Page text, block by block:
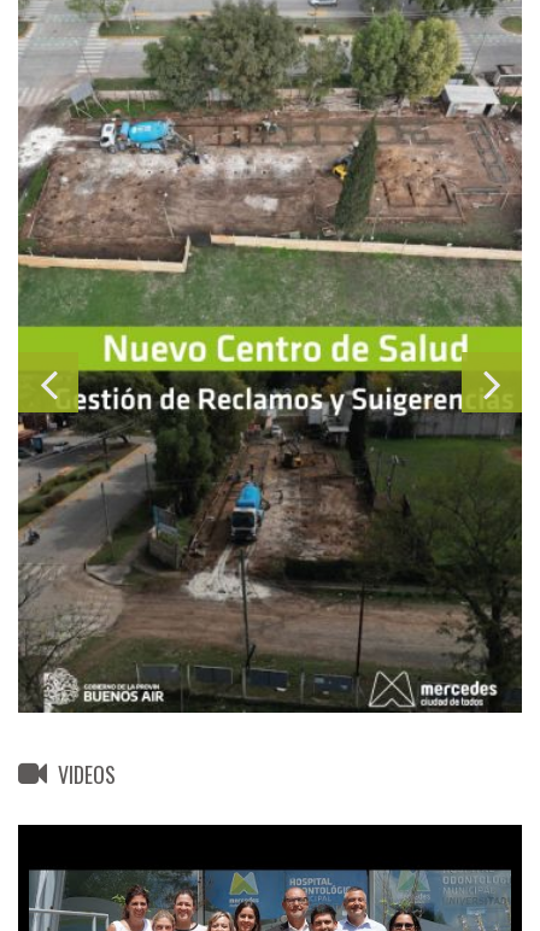
VIDEOS